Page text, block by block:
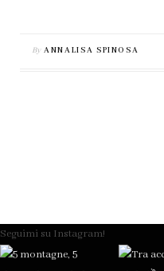
By ANNALISA SPINOSA
Seguimi su Instagram!